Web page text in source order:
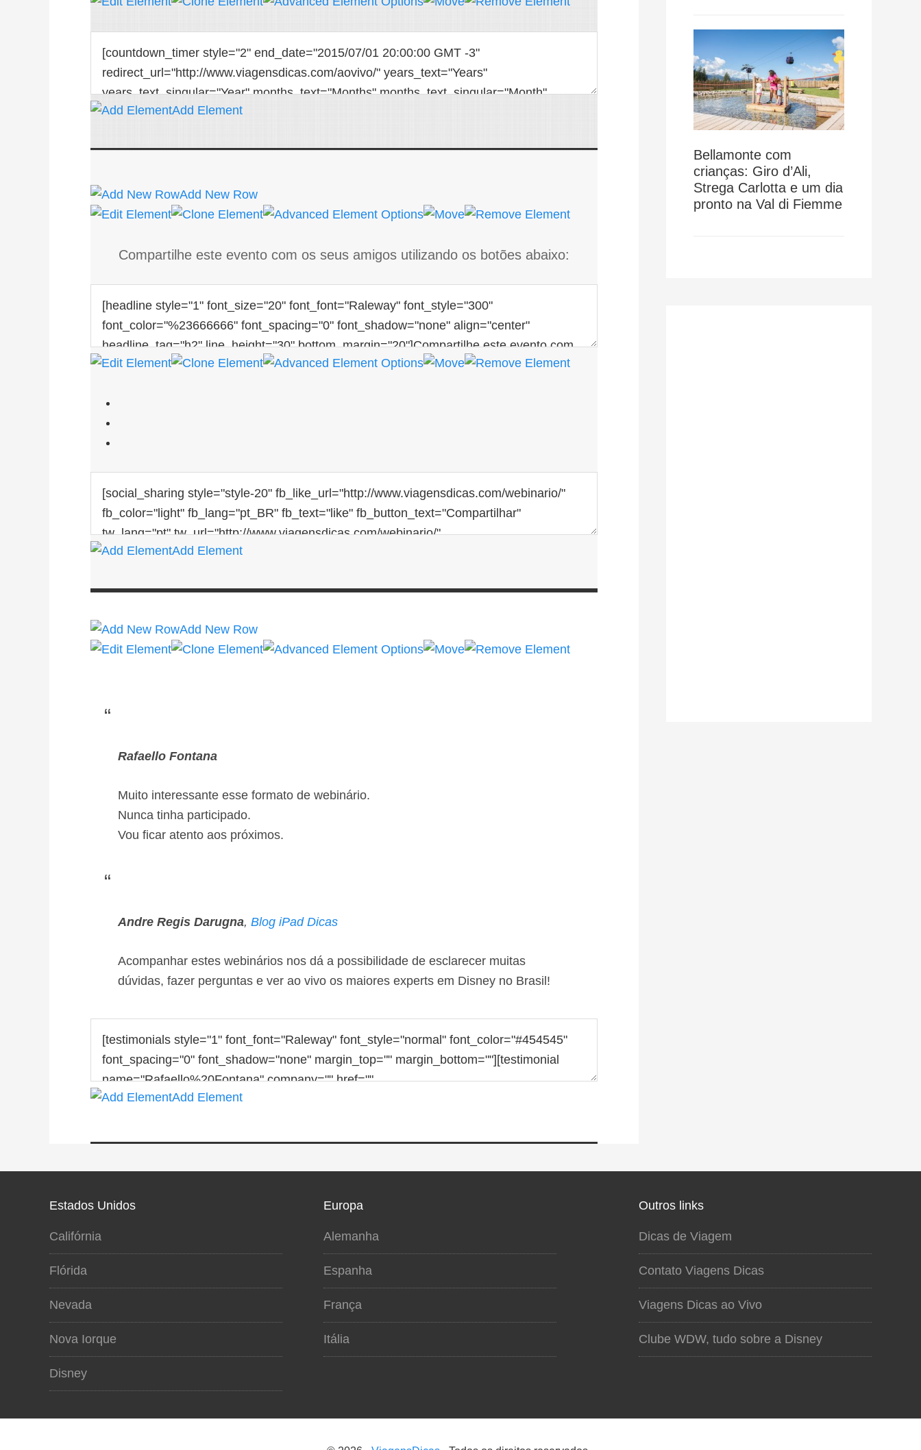
Add Element
Add New Row
Compartilhe este evento com os seus amigos utilizando os botões abaixo:
Add Element
Add New Row
Rafaello Fontana
Muito interessante esse formato de webinário.
Nunca tinha participado.
Vou ficar atento aos próximos.
Andre Regis Darugna, Blog iPad Dicas
Acompanhar estes webinários nos dá a possibilidade de esclarecer muitas
dúvidas, fazer perguntas e ver ao vivo os maiores experts em Disney no Brasil!
Add Element
Bellamonte com
crianças: Giro d’Ali,
Strega Carlotta e um dia
pronto na Val di Fiemme
Estados Unidos
Califórnia
Flórida
Nevada
Nova Iorque
Disney
Europa
Alemanha
Espanha
França
Itália
Outros links
Dicas de Viagem
Contato Viagens Dicas
Viagens Dicas ao Vivo
Clube WDW, tudo sobre a Disney